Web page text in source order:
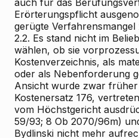
auch für das
Erörterungspflicht
gerügte
2.2. Es stand nicht im
wählen, ob sie
Kostenverzeichnis, als
oder als Nebenforderung
Ansicht wurde zwar
Kostenersatz 176,
vom Höchstgericht
59/93; 8 Ob 2070/96m)
Bydlinski nicht mehr